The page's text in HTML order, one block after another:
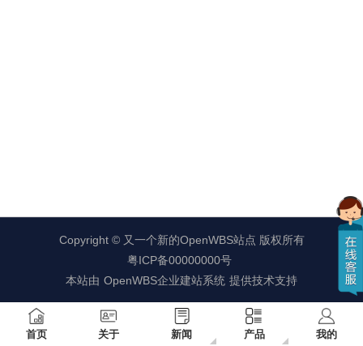
首页 关于 新闻 产品 我的
Copyright © 又一个新的OpenWBS站点 版权所有
粤ICP备00000000号
本站由 OpenWBS企业建站系统 提供技术支持